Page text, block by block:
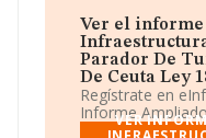
ubica dentro de 4324
construcción.Actua
Parador De
18 / 1982tiene un
de empresas.
Ver el
Parador De
De Ceuta Ley
Regístrate en
Informe
VER